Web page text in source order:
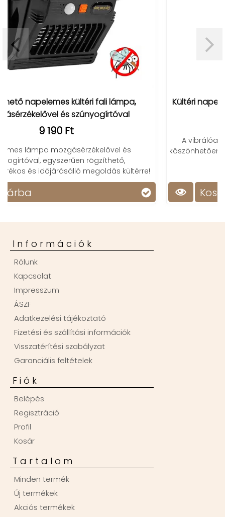
Kültéri napelemes LED fáklya lámpa láng effektel
3 490 Ft
A vibrálóan élethű láng effekt és a napelemnek
köszönhetően költséghatékony, hangulatos
varázsolhatsz a kertedbe.
Információk
Rólunk
Kapcsolat
Impresszum
ÁSZF
Adatkezelési tájékoztató
Fizetési és szállítási információk
Visszatérítési szabályzat
Garanciális feltételek
Fiók
Belépés
Regisztráció
Profil
Kosár
Tartalom
Minden termék
Új termékek
Akciós termékek